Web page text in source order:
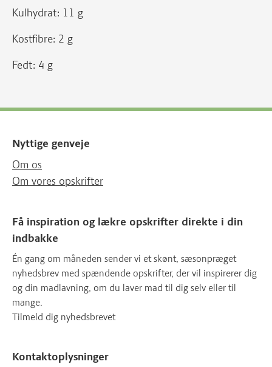
Kulhydrat: 11 g
Kostfibre: 2 g
Fedt: 4 g
Nyttige genveje
Om os
Om vores opskrifter
Få inspiration og lækre opskrifter direkte i din
indbakke
Én gang om måneden sender vi et skønt, sæsonpræget
nyhedsbrev med spændende opskrifter, der vil inspirerer dig
og din madlavning, om du laver mad til dig selv eller til
mange.
Tilmeld dig nyhedsbrevet
Kontaktoplysninger